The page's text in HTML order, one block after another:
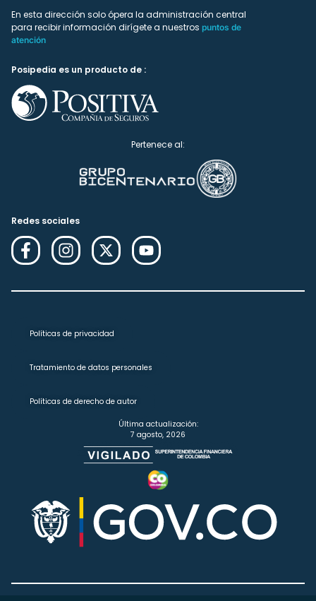
En esta dirección solo ópera la administración central
para recibir información dirígete a nuestros puntos de
atención
Posipedia es un producto de :
Pertenece al:
Redes sociales
Políticas de privacidad
Tratamiento de datos personales
Políticas de derecho de autor
Última actualización:
7 agosto, 2026